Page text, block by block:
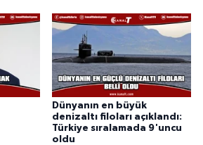
Dünyanın en büyük
denizaltı filoları açıklandı:
Türkiye sıralamada 9'uncu
oldu